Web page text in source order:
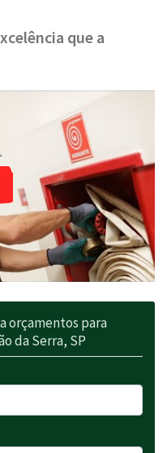
que a
orçamentos para
da Serra, SP